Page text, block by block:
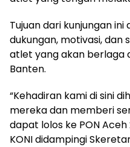
Tujuan dari kunjungan
dukungan, motivasi,
atlet yang akan berlaga
Banten.
“Kehadiran kami di sini
mereka dan memberi
dapat lolos ke PON
KONI didampingi